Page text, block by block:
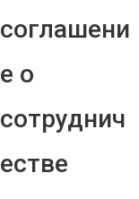
соглашени
е о
сотруднич
естве